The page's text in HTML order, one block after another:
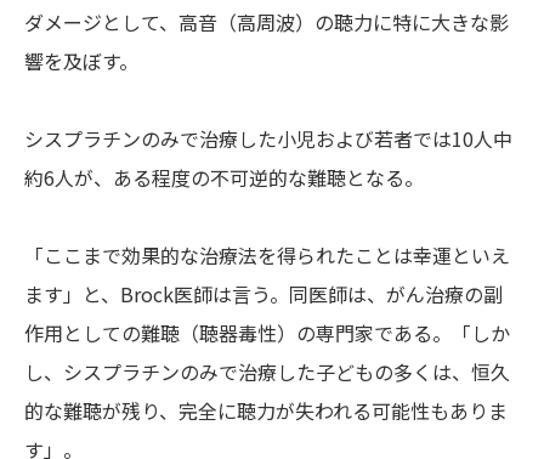
ダメージとして、高音（高周波）の聴力に特に大きな影
響を及ぼす。
シスプラチンのみで治療した小児および若者では10人中
約6人が、ある程度の不可逆的な難聴となる。
「ここまで効果的な治療法を得られたことは幸運といえ
ます」と、Brock医師は言う。同医師は、がん治療の副
作用としての難聴（聴器毒性）の専門家である。「しか
し、シスプラチンのみで治療した子どもの多くは、恒久
的な難聴が残り、完全に聴力が失われる可能性もありま
す」。